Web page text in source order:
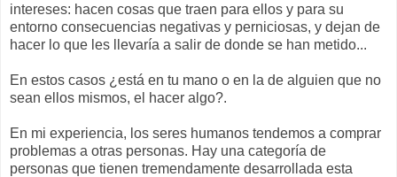
intereses: hacen cosas que traen para ellos y para su
entorno consecuencias negativas y perniciosas, y dejan de
hacer lo que les llevaría a salir de donde se han metido...
En estos casos ¿está en tu mano o en la de alguien que no
sean ellos mismos, el hacer algo?.
En mi experiencia, los seres humanos tendemos a comprar
problemas a otras personas. Hay una categoría de
personas que tienen tremendamente desarrollada esta